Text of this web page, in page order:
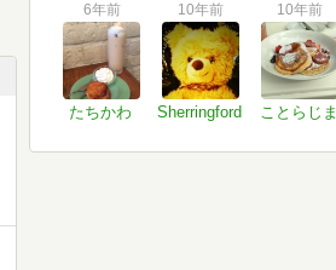
6年前
たちかわ
10年前
Sherringford
10年前
ことらじま